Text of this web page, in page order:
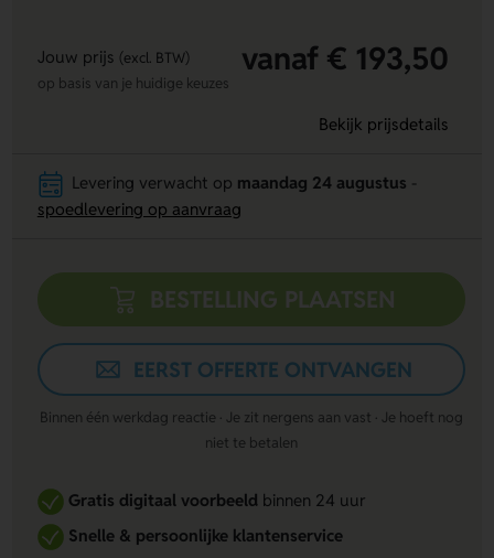
Jouw prijs (excl. BTW) vanaf € 193,50
op basis van je huidige keuzes
Bekijk prijsdetails
Levering verwacht op maandag 24 augustus
spoedlevering op aanvraag
BESTELLING PLAATSEN
EERST OFFERTE ONTVANGEN
Binnen één werkdag reactie · Je zit nergens aan vast · Je hoeft nog
niet te betalen
Gratis digitaal voorbeeldbinnen 24 uur
Snelle & persoonlijke klantenservice